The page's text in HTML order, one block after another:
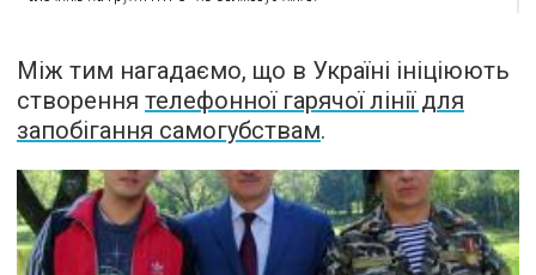
Між тим нагадаємо, що в Україні ініціюють
створення телефонної гарячої лінії для
запобігання самогубствам.